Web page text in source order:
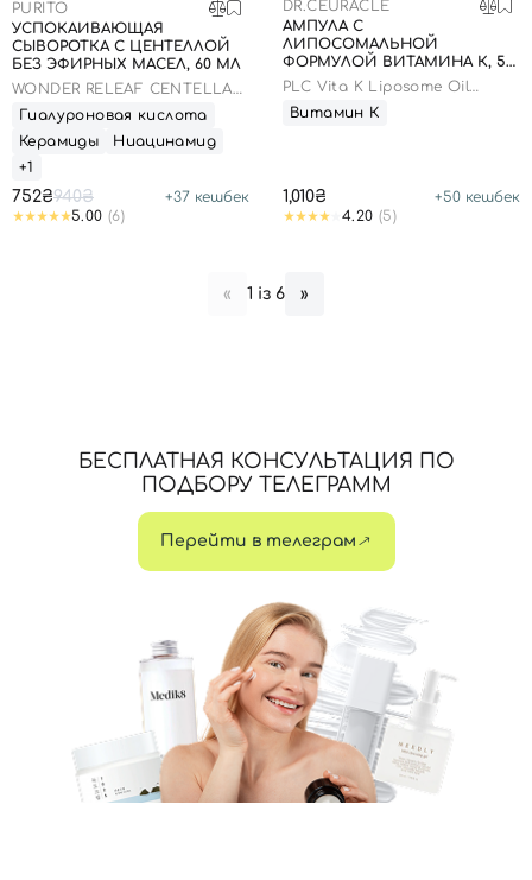
PURITO
УСПОКАИВАЮЩАЯ
СЫВОРОТКА С ЦЕНТЕЛЛОЙ
БЕЗ ЭФИРНЫХ МАСЕЛ, 60 МЛ
WONDER RELEAF CENTELLA
SERUM UNSCENTED
Гиалуроновая кислота
Керамиды
Ниацинамид
+1
752₴940₴ +37 кешбек
5.00 (6)
DR.CEURACLE
АМПУЛА С
ЛИПОСОМАЛЬНОЙ
ФОРМУЛОЙ ВИТАМИНА К, 50
МЛ
PLC Vita K Liposome Oil
Ampoule
Витамин К
1,010₴ +50 кешбек
4.20 (5)
« 1 із 6 »
БЕСПЛАТНАЯ КОНСУЛЬТАЦИЯ ПО
ПОДБОРУ ТЕЛЕГРАММ
Перейти в телеграм